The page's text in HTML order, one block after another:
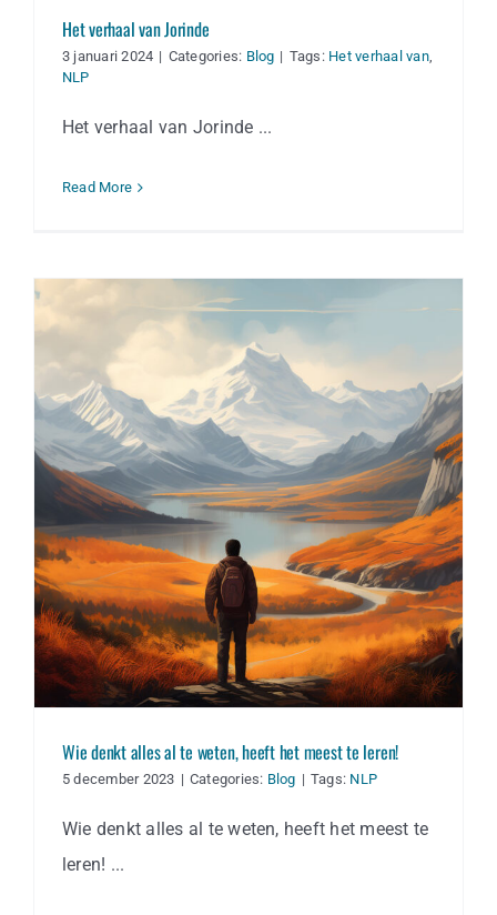
Het verhaal van Jorinde
3 januari 2024 | Categories: Blog | Tags: Het verhaal van,
NLP
Het verhaal van Jorinde ...
Read More
Wie denkt alles al te weten, heeft het
meest te leren!
Wie denkt alles al te weten, heeft het meest te leren!
5 december 2023 | Categories: Blog | Tags: NLP
Wie denkt alles al te weten, heeft het meest te
leren! ...